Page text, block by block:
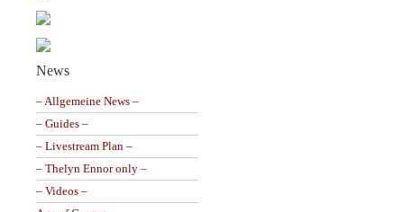
News
– Allgemeine News –
– Guides –
– Livestream Plan –
– Thelyn Ennor only –
– Videos –